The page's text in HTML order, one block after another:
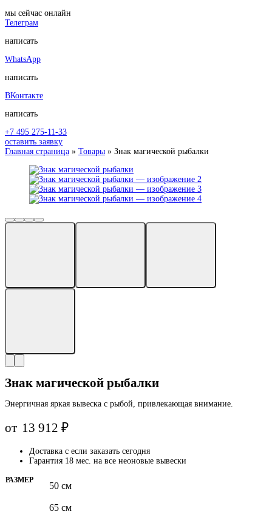
мы сейчас онлайн
Телеграм
написать
WhatsApp
написать
ВКонтакте
написать
+7 495 275-11-33
оставить заявку
Главная страница » Товары » Знак магической рыбалки
Знак магической рыбалки
Энергичная яркая вывеска с рыбой, привлекающая внимание.
от 13 912₽
Доставка с если заказать сегодня
Гарантия 18 мес. на все неоновые вывески
РАЗМЕР
50 см
65 см